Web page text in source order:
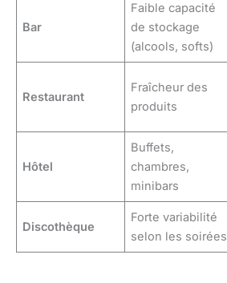
Bar
Faible capacité
de stockage
(alcools, softs)
Restaurant
Fraîcheur des
produits
Hôtel
Buffets,
chambres,
minibars
Discothèque
Forte variabilité
selon les soirées